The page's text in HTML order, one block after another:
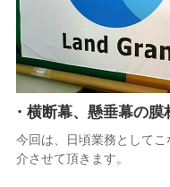
・横断幕、懸垂幕の膜
今回は、日頃業務として
介させて頂きます。